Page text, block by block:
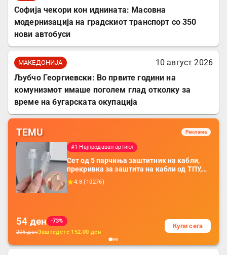
Софија чекори кон иднината: Масовна
модернизација на градскиот транспорт со 350
нови автобуси
МАКЕДОНИЈА
10 август 2026
Љубчо Георгиевски: Во првите години на
комунизмот имаше поголем глад отколку за
време на бугарската окупација
TEMU Реклама
#1 Најпродаван артикл
Сет од 5 парчиња заштитник на кабли,
прекривка за заштита на кабли од ТПУ,
додатоци за заштита на кабли, без
батерија, за мобилни телефони, комплет
4.8 (10276)
54 ден
-73%
206денЗаштедете 152.00 ден
Купи сега